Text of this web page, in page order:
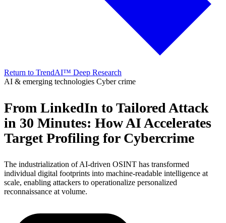
Return to TrendAI™ Deep Research
AI & emerging technologies Cyber crime
From LinkedIn to Tailored Attack
in 30 Minutes: How AI Accelerates
Target Profiling for Cybercrime
The industrialization of AI-driven OSINT has transformed
individual digital footprints into machine-readable intelligence at
scale, enabling attackers to operationalize personalized
reconnaissance at volume.